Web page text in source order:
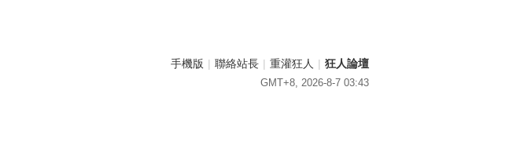
手機版 | 聯絡站長 | 重灌狂人 | 狂人論壇
GMT+8, 2026-8-7 03:43